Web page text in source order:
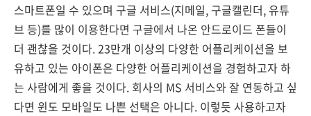
스마트폰일 수 있으며 구글 서비스(지메일, 구글캘린더, 유튜
브 등)를 많이 이용한다면 구글에서 나온 안드로이드 폰들이
더 괜찮을 것이다. 23만개 이상의 다양한 어플리케이션을 보
유하고 있는 아이폰은 다양한 어플리케이션을 경험하고자 하
는 사람에게 좋을 것이다. 회사의 MS 서비스와 잘 연동하고 싶
다면 윈도 모바일도 나쁜 선택은 아니다. 이렇듯 사용하고자